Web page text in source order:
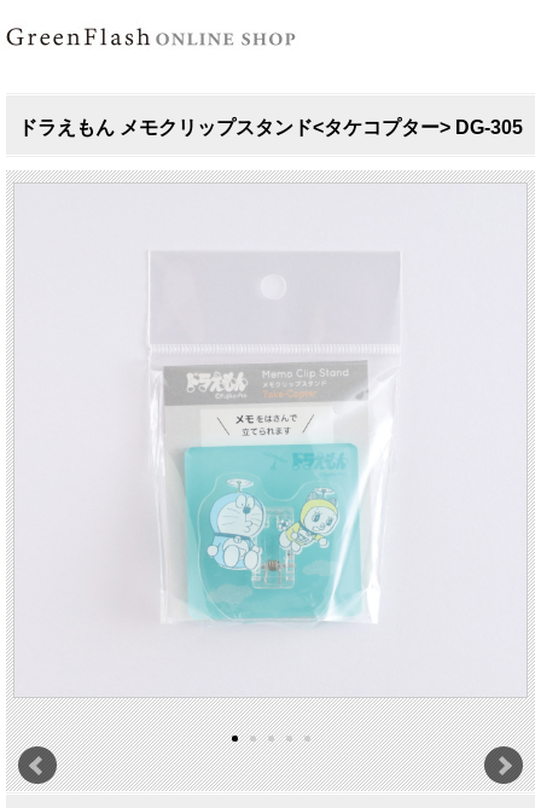
ドラえもん メモクリップスタンド<タケコプター> DG-305